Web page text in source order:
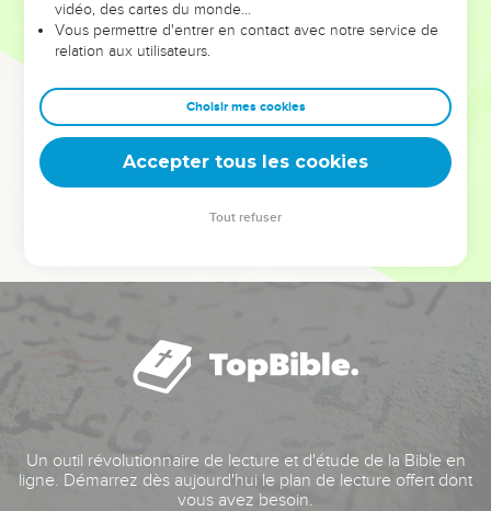
sont elles qui les ont façonnés.
Dans cette conférence, leaders, entrepreneurs, et responsables
clés pour avancer avec plus de sagesse afin que leurs erreurs
deviennent vos tremplins. Que vous guidiez un ministère, une
équipe, un groupe ou une famille, leur expérience est faite
Un outil révolutionnaire de lecture et d'étude de la Bible en
ligne. Démarrez dès aujourd'hui le plan de lecture offert dont
vous avez besoin.
vidéo, des cartes du monde…
Vous permettre d'entrer en contact avec notre service de
relation aux utilisateurs.
Choisir mes cookies
Accepter tous les cookies
Tout refuser